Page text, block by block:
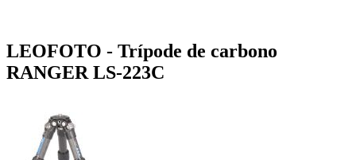
LEOFOTO - Trípode de carbono
RANGER LS-223C